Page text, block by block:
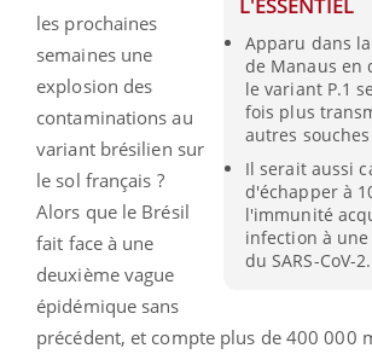
Apparu dans
de Manaus en
le variant P.1
fois plus
autres
Il serait aussi
d'échapper à
l'immunité
infection à
du SARS-CoV-2.
les prochaines
semaines une
explosion des
contaminations au
variant brésilien sur
le sol français ?
Alors que le Brésil
fait face à une
deuxième vague
épidémique sans
précédent, et compte plus de 400 000